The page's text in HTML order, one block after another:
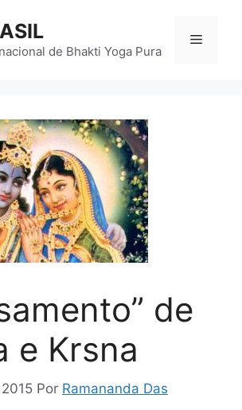
de Bhakti Yoga Pura
Menu
de
e Krsna
Por Ramananda Das